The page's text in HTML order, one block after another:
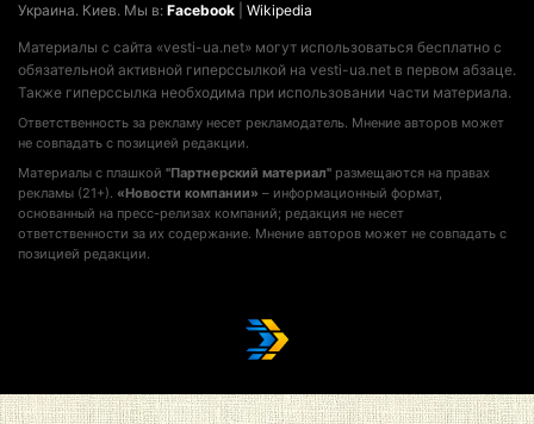
Украина. Киев. Мы в: Facebook Wikipedia
Материалы с сайта «vesti-ua.net» могут использоваться бесплатно с
обязательной активной гиперссылкой на vesti-ua.net в первом абзаце.
Также гиперссылка необходима при использовании части материала.
Ответственность за рекламу несет рекламодатель. Мнение авторов может
не совпадать с позицией редакции.
Материалы с плашкой "Партнерский материал" размещаются на правах
рекламы (21+). «Новости компании» – информационный формат,
основанный на пресс-релизах компаний; редакция не несет
ответственности за их содержание. Мнение авторов может не совпадать с
позицией редакции.